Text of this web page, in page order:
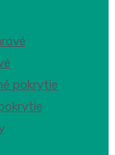
pokrytie